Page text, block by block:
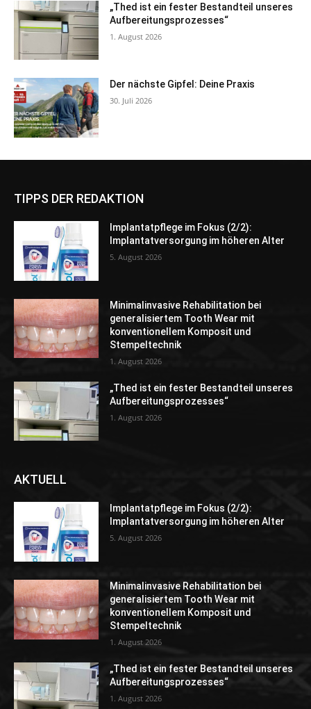
„Thed ist ein fester Bestandteil unseres
Aufbereitungsprozesses“
1. August 2026
Der nächste Gipfel: Deine Praxis
30. Juli 2026
TIPPS DER REDAKTION
Implantatpflege im Fokus (2/2):
Implantatversorgung im höheren Alter
5. August 2026
Minimalinvasive Rehabilitation bei
generalisiertem Tooth Wear mit
konventionellem Komposit und
Stempeltechnik
1. August 2026
„Thed ist ein fester Bestandteil unseres
Aufbereitungsprozesses“
1. August 2026
AKTUELL
Implantatpflege im Fokus (2/2):
Implantatversorgung im höheren Alter
5. August 2026
Minimalinvasive Rehabilitation bei
generalisiertem Tooth Wear mit
konventionellem Komposit und
Stempeltechnik
1. August 2026
„Thed ist ein fester Bestandteil unseres
Aufbereitungsprozesses“
1. August 2026